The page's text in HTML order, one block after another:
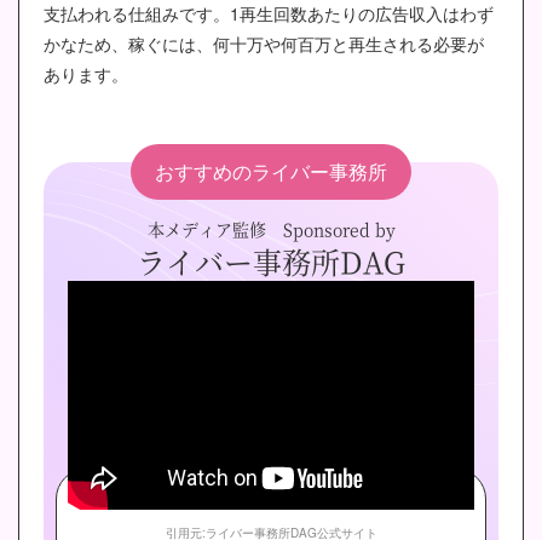
支払われる仕組みです。1再生回数あたりの広告収入はわず
かなため、稼ぐには、何十万や何百万と再生される必要が
あります。
おすすめのライバー事務所
本メディア監修 Sponsored by
ライバー事務所DAG
引用元:ライバー事務所DAG公式サイト